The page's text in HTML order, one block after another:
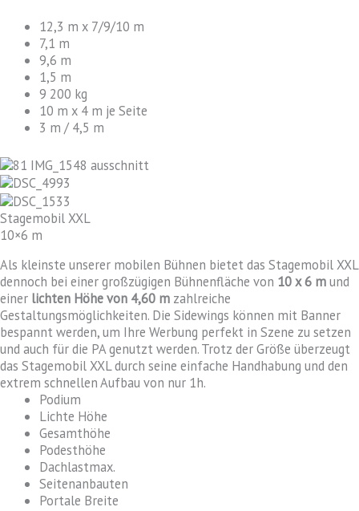
12,3 m x 7/9/10 m
7,1 m
9,6 m
1,5 m
9 200 kg
10 m x 4 m je Seite
3 m / 4,5 m
Stagemobil XXL
10×6 m
Als kleinste unserer mobilen Bühnen bietet das Stagemobil XXL
dennoch bei einer großzügigen Bühnenfläche von 10 x 6 mund
einer lichten Höhe von 4,60 m zahlreiche
Gestaltungsmöglichkeiten. Die Sidewings können mit Banner
bespannt werden, um Ihre Werbung perfekt in Szene zu setzen
und auch für die PA genutzt werden. Trotz der Größe überzeugt
das Stagemobil XXL durch seine einfache Handhabung und den
extrem schnellen Aufbau von nur 1h.
Podium
Lichte Höhe
Gesamthöhe
Podesthöhe
Dachlastmax.
Seitenanbauten
Portale Breite